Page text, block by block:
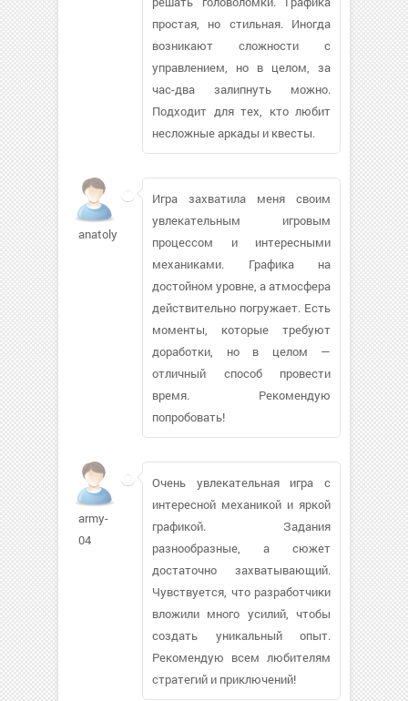
простая, но стильная. Иногда
возникают сложности с
управлением, но в целом, за
час-два залипнуть можно.
Подходит для тех, кто любит
несложные аркады и квесты.
anatolyd634
Игра захватила меня своим
увлекательным игровым
процессом и интересными
механиками. Графика на
достойном уровне, а атмосфера
действительно погружает. Есть
моменты, которые требуют
доработки, но в целом —
отличный способ провести
время. Рекомендую
попробовать!
army-
04
Очень увлекательная игра с
интересной механикой и яркой
графикой. Задания
разнообразные, а сюжет
достаточно захватывающий.
Чувствуется, что разработчики
вложили много усилий, чтобы
создать уникальный опыт.
Рекомендую всем любителям
стратегий и приключений!